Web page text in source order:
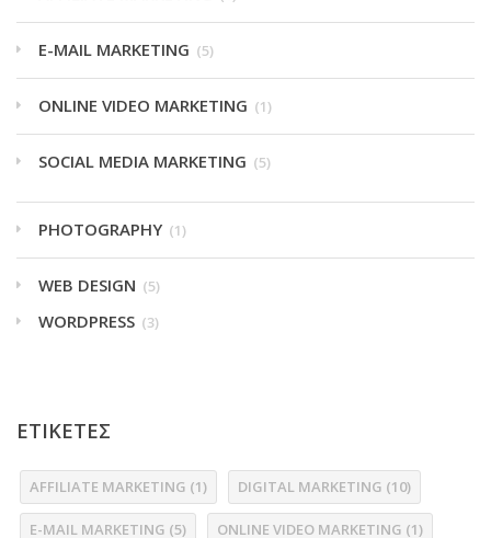
E-MAIL MARKETING (5)
ONLINE VIDEO MARKETING (1)
SOCIAL MEDIA MARKETING (5)
PHOTOGRAPHY (1)
WEB DESIGN (5)
WORDPRESS (3)
ΕΤΙΚΕΤΕΣ
AFFILIATE MARKETING (1) DIGITAL MARKETING (10)
E-MAIL MARKETING (5) ONLINE VIDEO MARKETING (1)